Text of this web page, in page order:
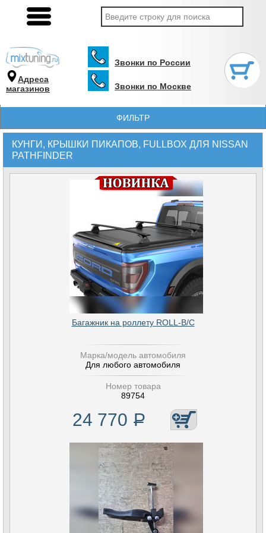
Адреса
магазинов
Звонки по России
Звонки по Москве
ФИЛЬТР
КУНГИ, КРЫШКИ ПИКАПОВ, FULLBOX ДЛЯ NISSAN
PATHFINDER
Багажник на роллету ROLL-B/C
Марка/модель автомобиля
Для любого автомобиля
Номер товара
89754
24 770 Р